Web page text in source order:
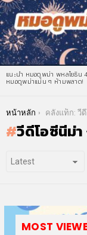
แนะนำ หมอดูพม่า พหลโยธิน
หมอดูพม่าแม่น ๆ ห้ามพลาด!
You are here:
หน้าหลัก คลังแท็ก: วีดีโอซีนี
วีดีโอซีนีม่
MOST